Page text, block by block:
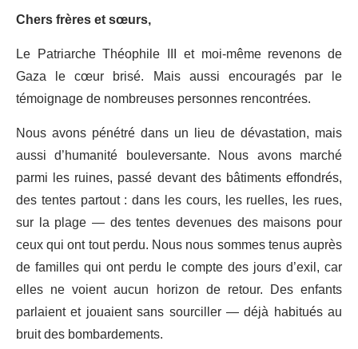
Chers frères et sœurs,
Le Patriarche Théophile III et moi-même revenons de
Gaza le cœur brisé. Mais aussi encouragés par le
témoignage de nombreuses personnes rencontrées.
Nous avons pénétré dans un lieu de dévastation, mais
aussi d’humanité bouleversante. Nous avons marché
parmi les ruines, passé devant des bâtiments effondrés,
des tentes partout : dans les cours, les ruelles, les rues,
sur la plage — des tentes devenues des maisons pour
ceux qui ont tout perdu. Nous nous sommes tenus auprès
de familles qui ont perdu le compte des jours d’exil, car
elles ne voient aucun horizon de retour. Des enfants
parlaient et jouaient sans sourciller — déjà habitués au
bruit des bombardements.